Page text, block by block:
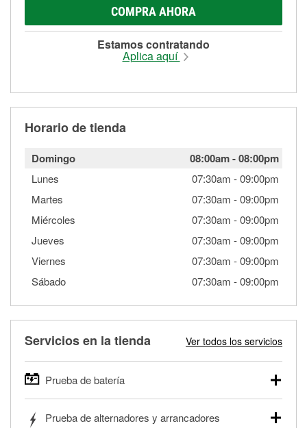
COMPRA AHORA
Estamos contratando
Aplica aquí
Horario de tienda
Domingo 08:00am-08:00pm
Lunes 07:30am -09:00pm
Martes
07:30am -09:00pm
Miércoles
07:30am -09:00pm
Jueves
07:30am -09:00pm
Viernes
07:30am -09:00pm
Sábado
07:30am -09:00pm
Servicios en la tienda Ver todos los servicios
Prueba de batería
autos, camionetas, SUVs, vehículos comerciales y
Prueba de alternadores y arrancadores